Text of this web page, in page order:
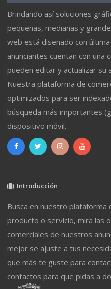
Brindando así soluciones
pequeñas, medianas y
web está diseñado con
anunciantes cuentan con una
pueden editar y actualizar su
Nuestra plataforma de
optimizados para ser
búsqueda más importantes
dispositivo móvil.
Introducción
Busca en nuestro plataforma
producto o servicio, mira las
comerciales de nuestros
mejor se ajuste a tus
que más te guste para
contactos para que pidas a